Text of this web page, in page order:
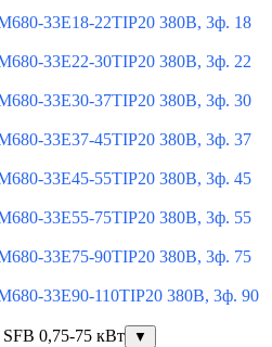
33E18-22TIP20 380В, 3ф. 18
33E22-30TIP20 380В, 3ф. 22
33E30-37TIP20 380В, 3ф. 30
33E37-45TIP20 380В, 3ф. 37
33E45-55TIP20 380В, 3ф. 45
33E55-75TIP20 380В, 3ф. 55
33E75-90TIP20 380В, 3ф. 75
33E90-110TIP20 380В, 3ф. 90
0,75-75 кВт
▼